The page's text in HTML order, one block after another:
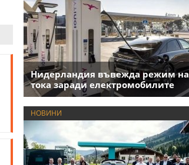
Нидерландия въвежда режим на
тока заради електромобилите
НОВИНИ